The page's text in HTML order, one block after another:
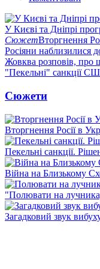
У Києві та Дніпрі
СюжетВторгнення
Росіяни наблизилися
Жовква розповів, про
"Пекельні" санкції
Сюжети
Вторгнення Росії в
Пекельні санкції.
Війна на Близькому
"Полювати на лучника,
Загадковий звук